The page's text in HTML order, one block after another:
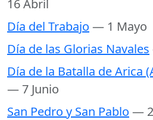
16 Abril
Día del Trabajo — 1 Mayo
Día de las Glorias Navales
Día de la Batalla de Arica
— 7 Junio
San Pedro y San Pablo —